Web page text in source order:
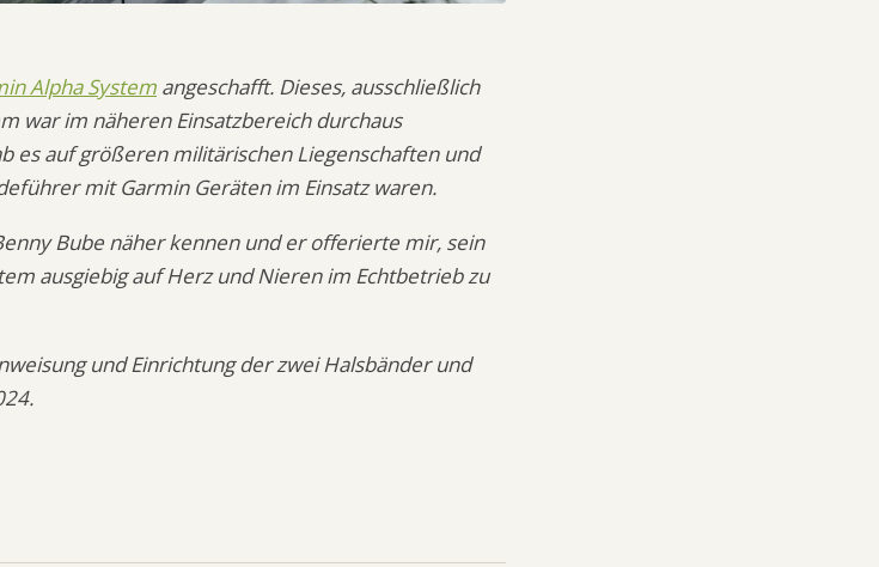
Alpha System angeschafft. Dieses, ausschließlich
war im näheren Einsatzbereich durchaus
es auf größeren militärischen Liegenschaften und
mit Garmin Geräten im Einsatz waren.
Bube näher kennen und er offerierte mir, sein
ausgiebig auf Herz und Nieren im Echtbetrieb zu
und Einrichtung der zwei Halsbänder und